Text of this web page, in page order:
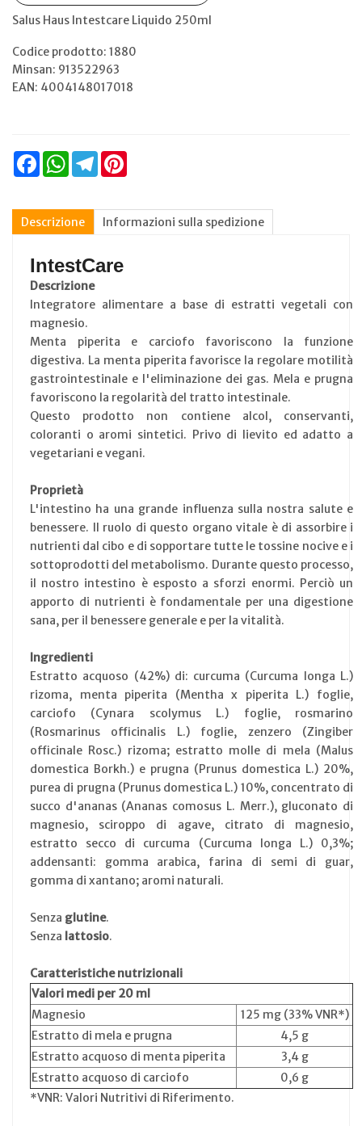
Salus Haus Intestcare Liquido 250ml
Codice prodotto: 1880
Minsan: 913522963
EAN: 4004148017018
FacebookWhatsAppTelegram
Descrizione Informazioni sulla spedizione
IntestCare
Descrizione
Integratore alimentare a base di estratti vegetali con
magnesio.
Menta piperita e carciofo favoriscono la funzione
digestiva. La menta piperita favorisce la regolare motilità
gastrointestinale e l'eliminazione dei gas. Mela e prugna
favoriscono la regolarità del tratto intestinale.
Questo prodotto non contiene alcol, conservanti,
coloranti o aromi sintetici. Privo di lievito ed adatto a
vegetariani e vegani.
Proprietà
L'intestino ha una grande influenza sulla nostra salute e
benessere. Il ruolo di questo organo vitale è di assorbire i
nutrienti dal cibo e di sopportare tutte le tossine nocive e i
sottoprodotti del metabolismo. Durante questo processo,
il nostro intestino è esposto a sforzi enormi. Perciò un
apporto di nutrienti è fondamentale per una digestione
sana, per il benessere generale e per la vitalità.
Ingredienti
Estratto acquoso (42%) di: curcuma (Curcuma longa L.)
rizoma, menta piperita (Mentha x piperita L.) foglie,
carciofo (Cynara scolymus L.) foglie, rosmarino
(Rosmarinus officinalis L.) foglie, zenzero (Zingiber
officinale Rosc.) rizoma; estratto molle di mela (Malus
domestica Borkh.) e prugna (Prunus domestica L.) 20%,
purea di prugna (Prunus domestica L.) 10%, concentrato di
succo d'ananas (Ananas comosus L. Merr.), gluconato di
magnesio, sciroppo di agave, citrato di magnesio,
estratto secco di curcuma (Curcuma longa L.) 0,3%;
addensanti: gomma arabica, farina di semi di guar,
gomma di xantano; aromi naturali.
Senza glutine.
Senza lattosio.
Caratteristiche nutrizionali
Valori medi per 20 ml
Magnesio
125 mg (33% VNR*)
Estratto di mela e prugna
4,5 g
Estratto acquoso di menta piperita
3,4 g
Estratto acquoso di carciofo
0,6 g
*VNR: Valori Nutritivi di Riferimento.